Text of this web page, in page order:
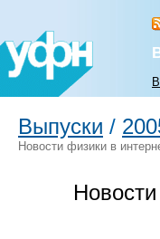
Выпуски /
Новости физики в